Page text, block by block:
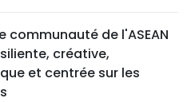
communauté de l'ASEAN
créative,
et centrée sur les